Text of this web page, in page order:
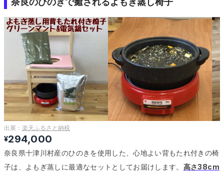
出展： 楽天ふるさと納税
¥294,000
奈良県十津川村産のひのきを使用した、心地よい背もたれ付きの椅
子は、よもぎ蒸しに最適なセットとしてお届けします。 高さ38cm